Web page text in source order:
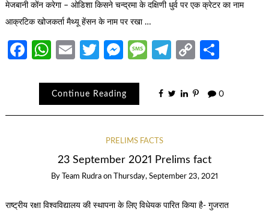
मेजबानी कोंन करेगा – ओडिशा किसने चन्द्रमा के दक्षिणी धुर्व पर एक क्रेटर का नाम
आक्रटिक खोजकर्ता मैथ्यू हेंसन के नाम पर रखा …
Facebook
WhatsApp
EmailTwitter
Messenger
Message
Telegram
Copy
Continue Reading 0
PRELIMS FACTS
23 September 2021 Prelims fact
By Team Rudra on Thursday, September 23, 2021
राष्ट्रीय रक्षा विश्वविद्यालय की स्थापना के लिए विधेयक पारित किया है- गुजरात